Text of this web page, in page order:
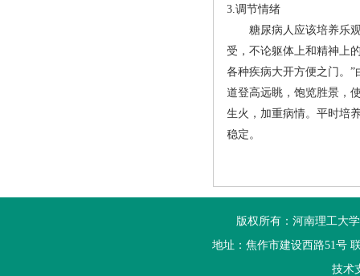
3.调节情绪
糖尿病人应该培养乐
受，不论躯体上和精神上
各种疾病大开方便之门。
道登高远眺，饱览胜景，
生火，加重病情。平时培
稳定。
版权所有：河南理工大
地址：焦作市建设西路51号
技术